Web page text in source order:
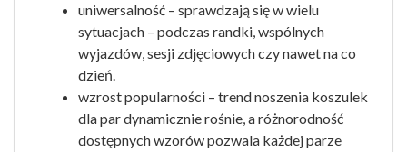
uniwersalność – sprawdzają się w wielu
sytuacjach – podczas randki, wspólnych
wyjazdów, sesji zdjęciowych czy nawet na co
dzień.
wzrost popularności – trend noszenia koszulek
dla par dynamicznie rośnie, a różnorodność
dostępnych wzorów pozwala każdej parze